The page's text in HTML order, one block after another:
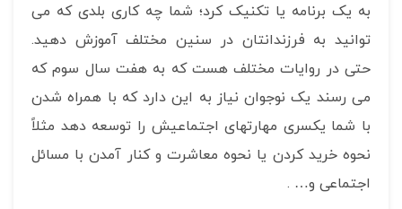
به یک برنامه یا تکنیک کرد؛ شما چه کاری بلدی که می
توانید به فرزندانتان در سنین مختلف آموزش دهید.
حتی در روایات مختلف هست که به هفت سال سوم که
می رسند یک نوجوان نیاز به این دارد که با همراه شدن
با شما یکسری مهارتهای اجتماعیش را توسعه دهد مثلاً
نحوه خرید کردن یا نحوه معاشرت و کنار آمدن با مسائل
اجتماعی و… .